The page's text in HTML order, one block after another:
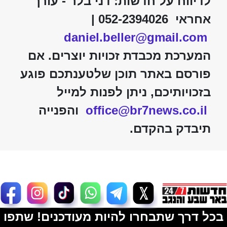
אחראי 052-2394026 |
daniel.beller@gmail.com
המערכת מכבדת זכויות יוצרים. אם
פורסם באתר תוכן שלטענתכם פוגע
בזכויותיכם, ניתן לפנות למייל
office@br7news.co.il והפנייה
תיבדק בהקדם.
בכל דרך שתבחרו להיות מעודכנים! שתפו